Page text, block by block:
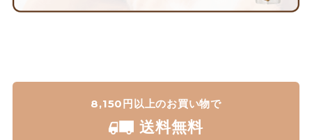
8,150円以上のお買い物で
送料無料